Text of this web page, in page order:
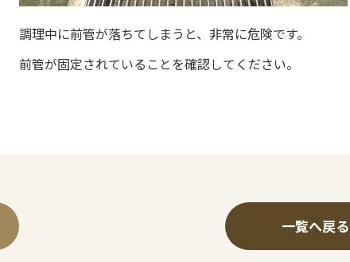
調理中に前管が落ちてしまうと、非常に危険です。
前管が固定されていることを確認してください。
一覧へ戻る